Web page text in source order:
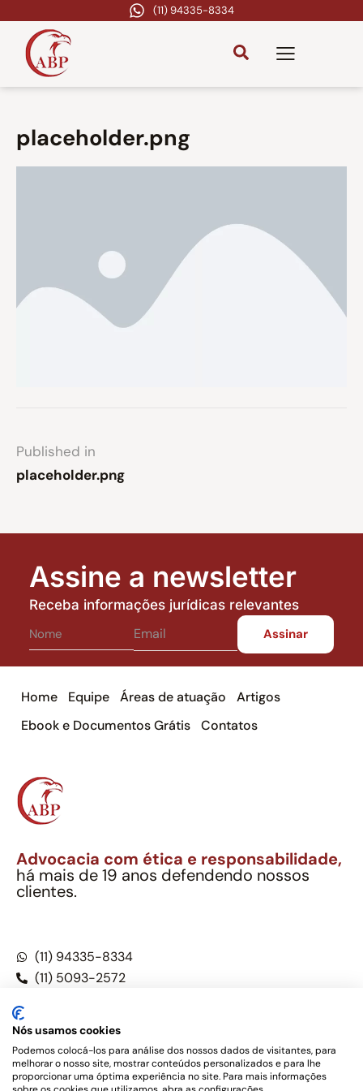
(11) 94335-8334
placeholder.png
Published in
placeholder.png
Assine a newsletter
Receba informações jurídicas relevantes
Home Equipe Áreas de atuação
Artigos
Ebook e Documentos Grátis
Contatos
Advocacia com ética e responsabilidade,
há mais de 19 anos defendendo nossos
clientes.
(11) 94335-8334
(11) 5093-2572
Este site não é um produto Meta Platforms, Inc., Google LLC,
Nós usamos cookies
Podemos colocá-los para análise dos nossos dados de visitantes, para
melhorar o nosso site, mostrar conteúdos personalizados e para lhe
proporcionar uma óptima experiência no site. Para mais informações